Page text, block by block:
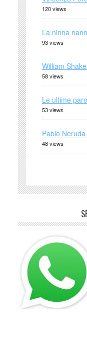
120 views
La ninna
93 views
William
58 views
Le ultime
53 views
Pablo
48 views